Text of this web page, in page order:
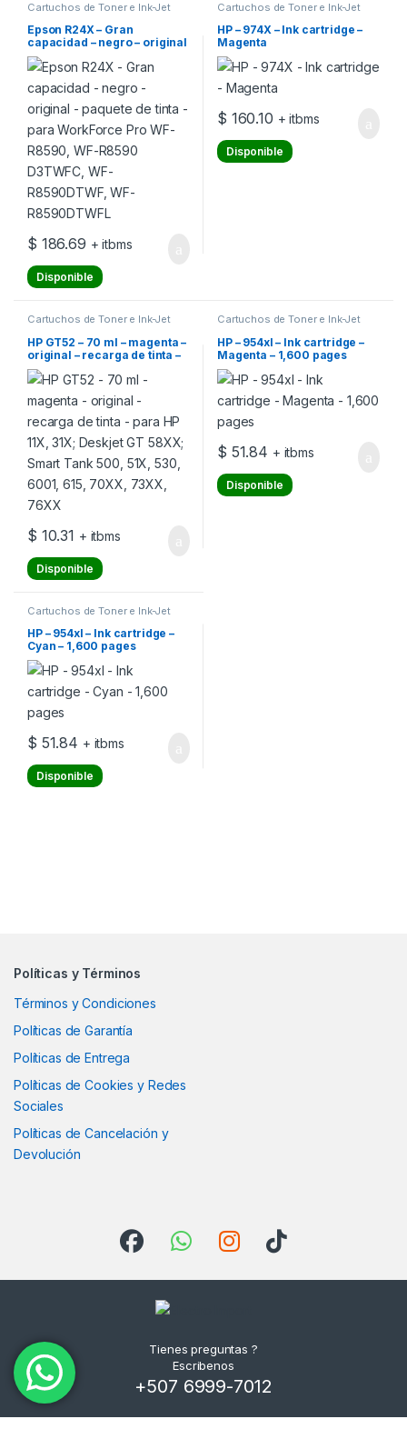
Cartuchos de Toner e Ink-Jet
Epson R24X – Gran
capacidad – negro – original
– paquete de tinta – para
WorkForce Pro WF-R8590,
WF-R8590 D3TWFC, WF-
R8590DTWF, WF-
R8590DTWFL
$ 186.69 + itbms
Disponible
Cartuchos de Toner e Ink-Jet
HP – 974X – Ink cartridge –
Magenta
$ 160.10 + itbms
Disponible
Cartuchos de Toner e Ink-Jet
HP GT52 – 70 ml – magenta –
original – recarga de tinta –
para HP 11X, 31X; Deskjet GT
58XX; Smart Tank 500, 51X,
530, 6001, 615, 70XX, 73XX,
76XX
$ 10.31 + itbms
Disponible
Cartuchos de Toner e Ink-Jet
HP – 954xl – Ink cartridge –
Magenta – 1,600 pages
$ 51.84 + itbms
Disponible
Cartuchos de Toner e Ink-Jet
HP – 954xl – Ink cartridge –
Cyan – 1,600 pages
$ 51.84 + itbms
Disponible
Políticas y Términos
Términos y Condiciones
Políticas de Garantía
Políticas de Entrega
Políticas de Cookies y Redes
Sociales
Políticas de Cancelación y
Devolución
Tienes preguntas ?
Escribenos
+507 6999-7012